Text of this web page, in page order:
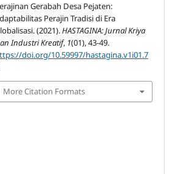
Gerabah Desa Pejaten:
Perajin Tradisi di Era
(2021).HASTAGINA: Jurnal Kriya
Industri Kreatif, 1(01), 43-49.
doi.org/10.59997/hastagina.v1i01.7
More Citation Formats